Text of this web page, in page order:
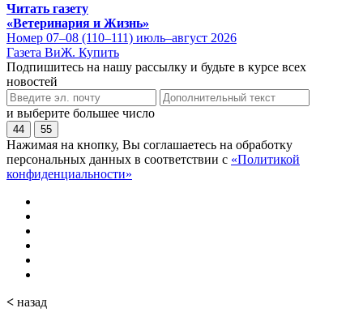
Читать газету
«Ветеринария и Жизнь»
Номер 07–08 (110–111) июль–август 2026
Газета ВиЖ. Купить
Подпишитесь на нашу рассылку и будьте в курсе всех
новостей
и выберите большее число
44 55
Нажимая на кнопку, Вы соглашаетесь на обработку
персональных данных в соответствии с «Политикой
конфиденциальности»
< назад